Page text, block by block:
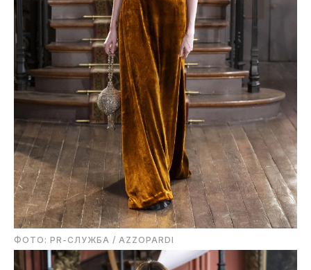
ФОТО: PR-СЛУЖБА / AZZOPARDI